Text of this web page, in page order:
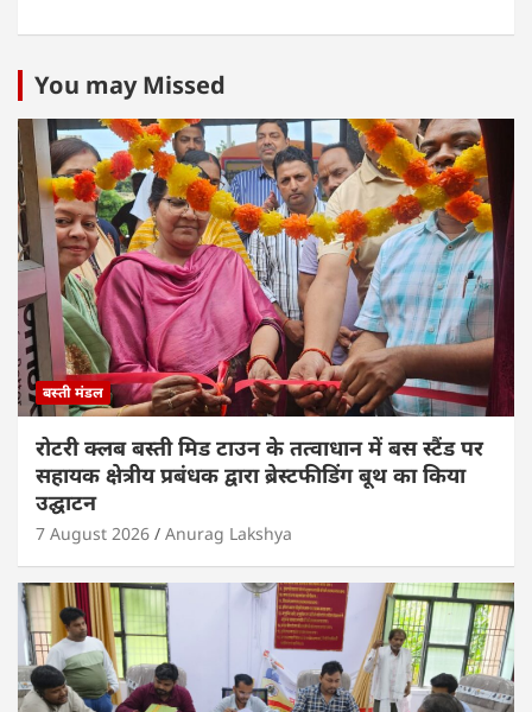
s
A
p
p
e
b
o
o
k
er e
dI
n
You may Missed
बस्ती मंडल
रोटरी क्लब बस्ती मिड टाउन के तत्वाधान में बस स्टैंड पर
सहायक क्षेत्रीय प्रबंधक द्वारा ब्रेस्टफीडिंग बूथ का किया
उद्घाटन
7 August 2026 Anurag Lakshya